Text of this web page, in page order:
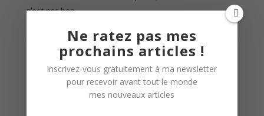
n’est pas bon.
6 septembre
De retour de plongée nous apprenons la triste nouvelle,
Fredo est décédé ce matin, il a levé l’ancre une dernière
fois pour ne jamais revenir.
Ne ratez pas mes
prochains articles !
Inscrivez-vous gratuitement à ma newsletter
pour recevoir avant tout le monde
mes nouveaux articles